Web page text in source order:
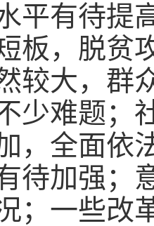
平有待提
板，脱贫
较大，群
少难题；
，全面依
待加强；
；一些改